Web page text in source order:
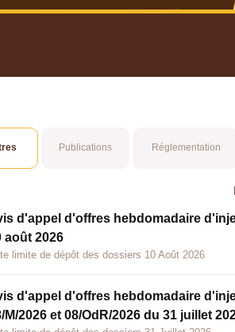
Publications Réglementation
d'appel d'offres hebdomadaire
août 2026
limite de dépôt des dossiers 10 Août 2026
d'appel d'offres hebdomadaire
M/2026 et 08/OdR/2026 du 31 juillet